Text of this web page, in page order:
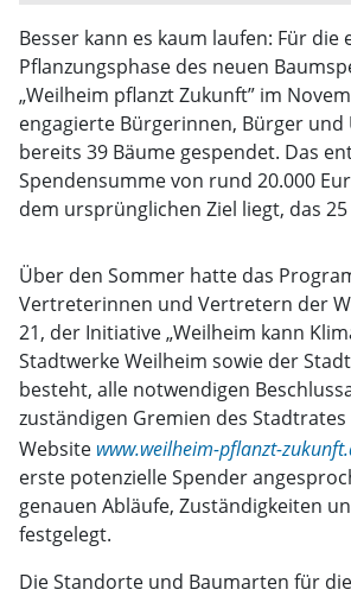
Besser kann es kaum laufen: Für die
Pflanzungsphase des neuen
„Weilheim pflanzt Zukunft” im
engagierte Bürgerinnen, Bürger
bereits 39 Bäume gespendet. Das
Spendensumme von rund 20.000
dem ursprünglichen Ziel liegt, das
Über den Sommer hatte das
Vertreterinnen und Vertretern der
21, der Initiative „Weilheim kann
Stadtwerke Weilheim sowie der
besteht, alle notwendigen
zuständigen Gremien des
Website www.weilheim-pflanzt-
erste potenzielle Spender
genauen Abläufe, Zuständigkeiten
festgelegt.
Die Standorte und Baumarten für